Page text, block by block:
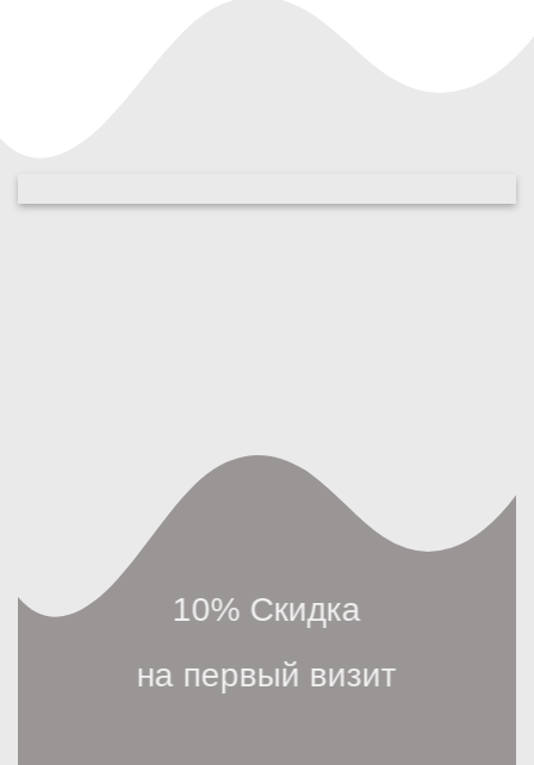
10% Скидка
на первый визит